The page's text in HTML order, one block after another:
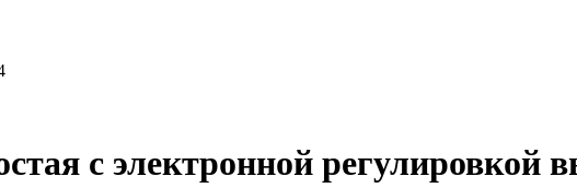
с электронной регулировкой